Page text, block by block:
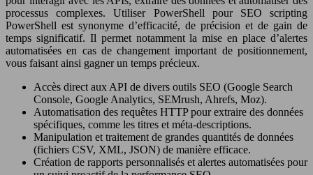
processus complexes. Utiliser PowerShell pour SEO scripting
PowerShell est synonyme d’efficacité, de précision et de gain de
temps significatif. Il permet notamment la mise en place d’alertes
automatisées en cas de changement important de positionnement,
vous faisant ainsi gagner un temps précieux.
Accès direct aux API de divers outils SEO (Google Search
Console, Google Analytics, SEMrush, Ahrefs, Moz).
Automatisation des requêtes HTTP pour extraire des données
spécifiques, comme les titres et méta-descriptions.
Manipulation et traitement de grandes quantités de données
(fichiers CSV, XML, JSON) de manière efficace.
Création de rapports personnalisés et alertes automatisées pour